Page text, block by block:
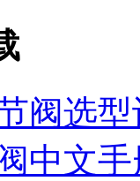
阀选
中文手